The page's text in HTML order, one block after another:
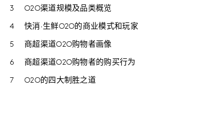
O2O渠道规模及品类概览
快消·生鲜O2O的商业模式和玩家
商超渠道O2O购物者画像
商超渠道O2O购物者的购买行为
O2O的四大制胜之道